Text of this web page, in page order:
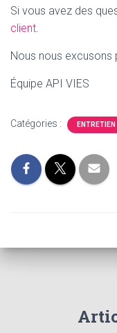
Si vous avez des
client.
Nous nous excusons
Équipe API VIES
Catégories : ENTRETIEN